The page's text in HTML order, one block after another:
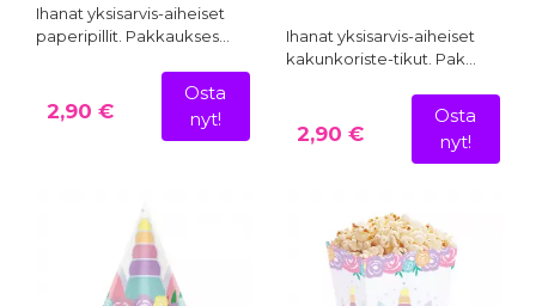
Ihanat yksisarvis-aiheiset
paperipillit. Pakkaukses…
2,90 €
Osta
nyt!
Ihanat yksisarvis-aiheiset
kakunkoriste-tikut. Pak…
2,90 €
Osta
nyt!